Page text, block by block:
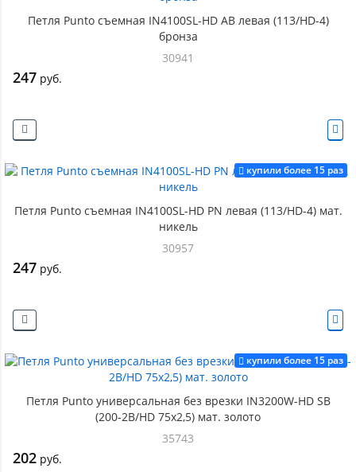
Петля Punto съемная IN4100SL-HD AB левая (113/HD-4)
бронза
30941
247 руб.
купили более 15 раз
Петля Punto съемная IN4100SL-HD PN левая (113/HD-4) мат.
никель
30957
247 руб.
купили более 15 раз
Петля Punto универсальная без врезки IN3200W-HD SB
(200-2B/HD 75x2,5) мат. золото
35743
202 руб.